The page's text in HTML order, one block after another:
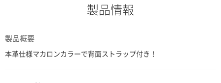
製品情報
製品概要
本革仕様マカロンカラーで背面ストラップ付き！